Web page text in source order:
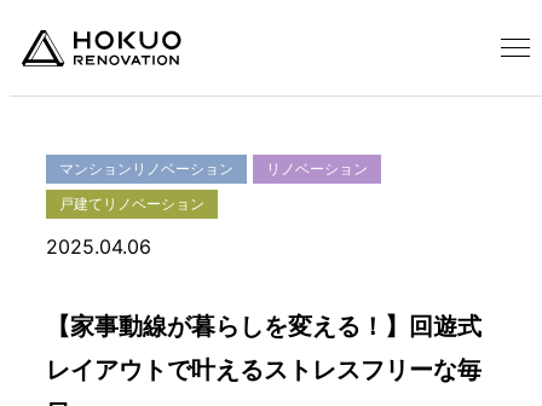
マンションリノベーション
リノベーション
戸建てリノベーション
2025.04.06
【家事動線が暮らしを変える！】回遊式
レイアウトで叶えるストレスフリーな毎